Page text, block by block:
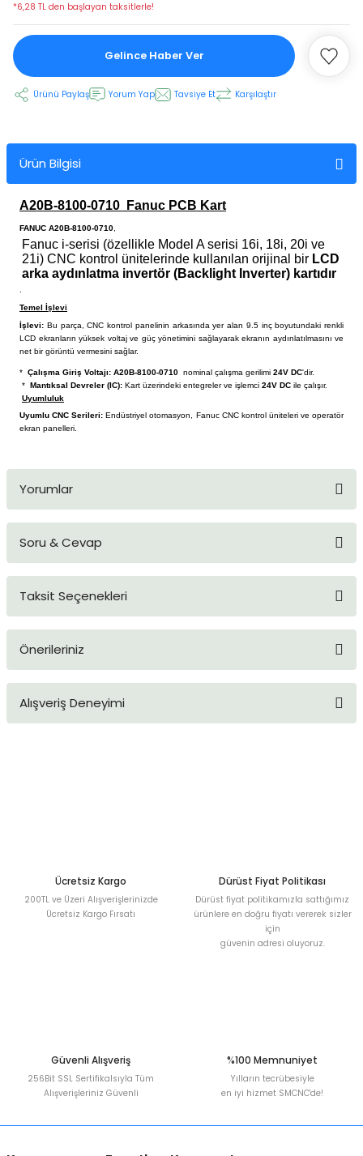
Yuvası
Motor
Membranı
PLG Encoder
*6,28 TL den başlayan taksitlerle!
Gelince Haber Ver
Ürünü Paylaş Yorum Yap Tavsiye Et Karşılaştır
Ürün Bilgisi
A20B-8100-0710 Fanuc PCB Kart
FANUC A20B-8100-0710
Fanuc i-serisi (özellikle Model A serisi 16i, 18i, 20i ve
21i) CNC kontrol ünitelerinde kullanılan orijinal bir LCD
arka aydınlatma invertör (Backlight Inverter) kartıdır
.
Temel İşlevi
İşlevi: Bu parça, CNC kontrol panelinin arkasında yer alan 9.5 inç boyutundaki renkli
LCD ekranların yüksek voltaj ve güç yönetimini sağlayarak ekranın aydınlatılmasını ve
net bir görüntü vermesini sağlar.
* Çalışma Giriş Voltajı: A20B-8100-0710 nominal çalışma gerilimi 24V DC'dir.
* Mantıksal Devreler (IC): Kart üzerindeki entegreler ve işlemci 24V DC ile çalışır.
Uyumluluk
Uyumlu CNC Serileri: Endüstriyel otomasyon, Fanuc CNC kontrol üniteleri ve operatör
ekran panelleri.
Yorumlar
Soru & Cevap
Taksit Seçenekleri
Önerileriniz
konularda yetersiz gördüğünüz noktaları öneri formunu
Alışveriş Deneyimi
Ücretsiz Kargo
200TL ve Üzeri Alışverişlerinizde
Ücretsiz Kargo Fırsatı
Dürüst Fiyat Politikası
Dürüst fiyat politikamızla sattığımız
ürünlere en doğru fiyatı vererek sizler
için
güvenin adresi oluyoruz.
Güvenli Alışveriş
256Bit SSL Sertifikalsıyla Tüm
Alışverişleriniz Güvenli
%100 Memnuniyet
Yılların tecrübesiyle
en iyi hizmet SMCNC'de!